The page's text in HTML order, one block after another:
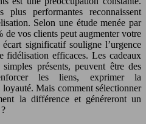
plus performantes reconnaissent
Selon une étude menée par
vos clients peut augmenter votre
significatif souligne l’urgence
fidélisation efficaces. Les cadeaux
présents, peuvent être des
les liens, exprimer la
loyauté. Mais comment sélectionner
la différence et généreront un